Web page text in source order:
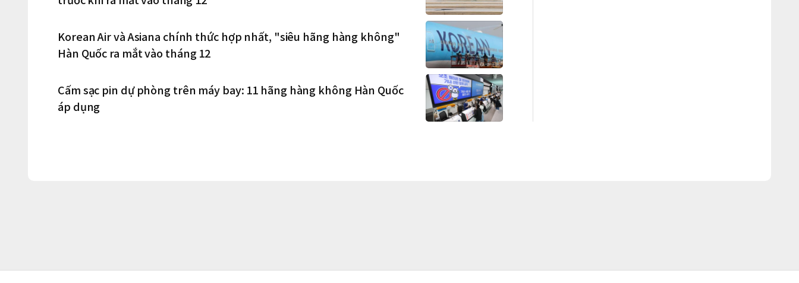
Korean Air và Asiana chính thức hợp nhất, "siêu hãng hàng không"
Hàn Quốc ra mắt vào tháng 12
Cấm sạc pin dự phòng trên máy bay: 11 hãng hàng không Hàn Quốc
áp dụng